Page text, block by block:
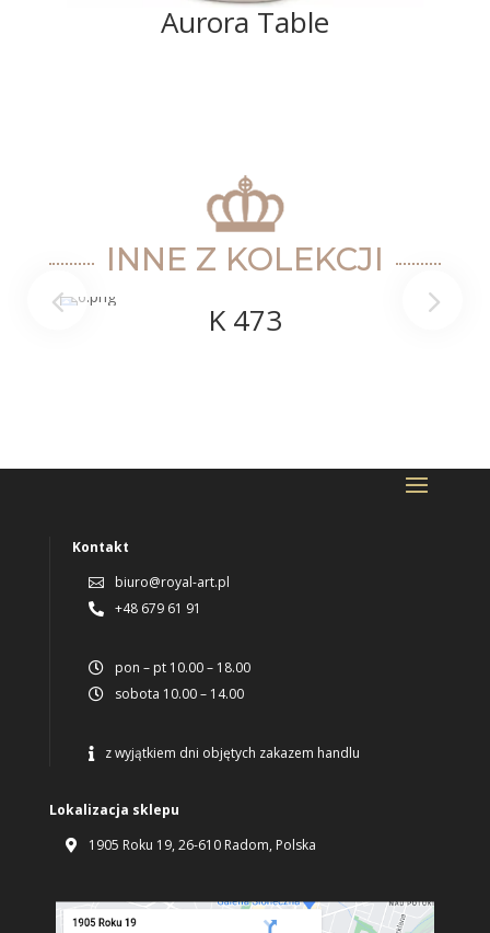
Aurora Table
INNE Z KOLEKCJI
K 473
Kontakt
 biuro@royal-art.pl
 +48 679 61 91
 pon – pt 10.00 – 18.00
 sobota 10.00 – 14.00
 z wyjątkiem dni objętych zakazem handlu
Lokalizacja sklepu
 1905 Roku 19, 26-610 Radom, Polska